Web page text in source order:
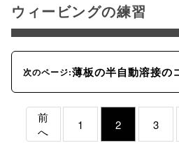
ウィービングの練習
次のページ:薄板の半自動溶接の
前
へ
1 2 3